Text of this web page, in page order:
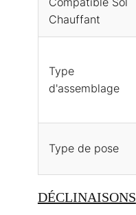
Chauffant
Type
d'assemblage
Type de pose
DÉCLINAISONS